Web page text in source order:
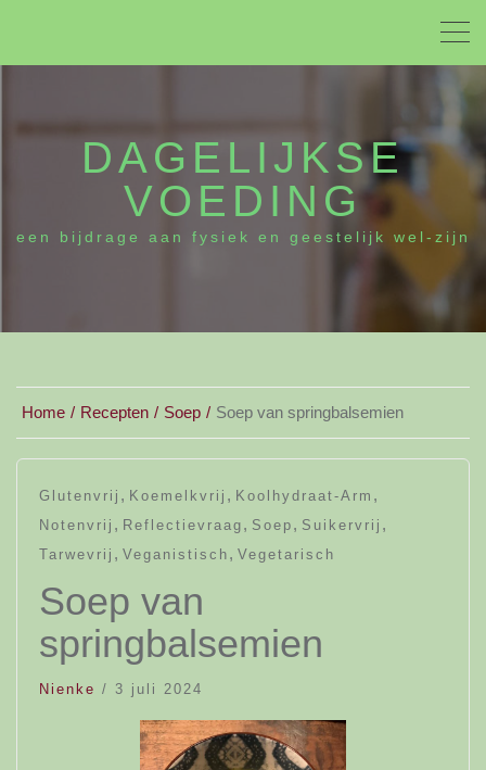
DAGELIJKSE
VOEDING
een bijdrage aan fysiek en geestelijk wel-zijn
Home Recepten Soep Soep van springbalsemien
Glutenvrij , Koemelkvrij , Koolhydraat-Arm ,
Notenvrij , Reflectievraag , Soep , Suikervrij ,
Tarwevrij , Veganistisch , Vegetarisch
Soep van
springbalsemien
Nienke / 3 juli 2024